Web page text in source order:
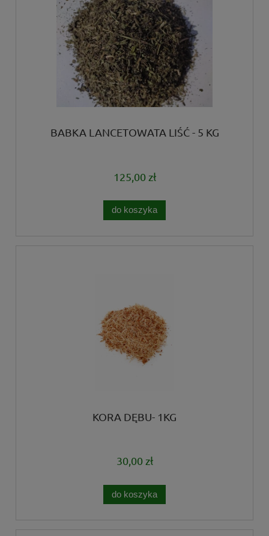
BABKA LANCETOWATA LIŚĆ - 5 KG
125,00 zł
do koszyka
KORA DĘBU- 1KG
30,00 zł
do koszyka